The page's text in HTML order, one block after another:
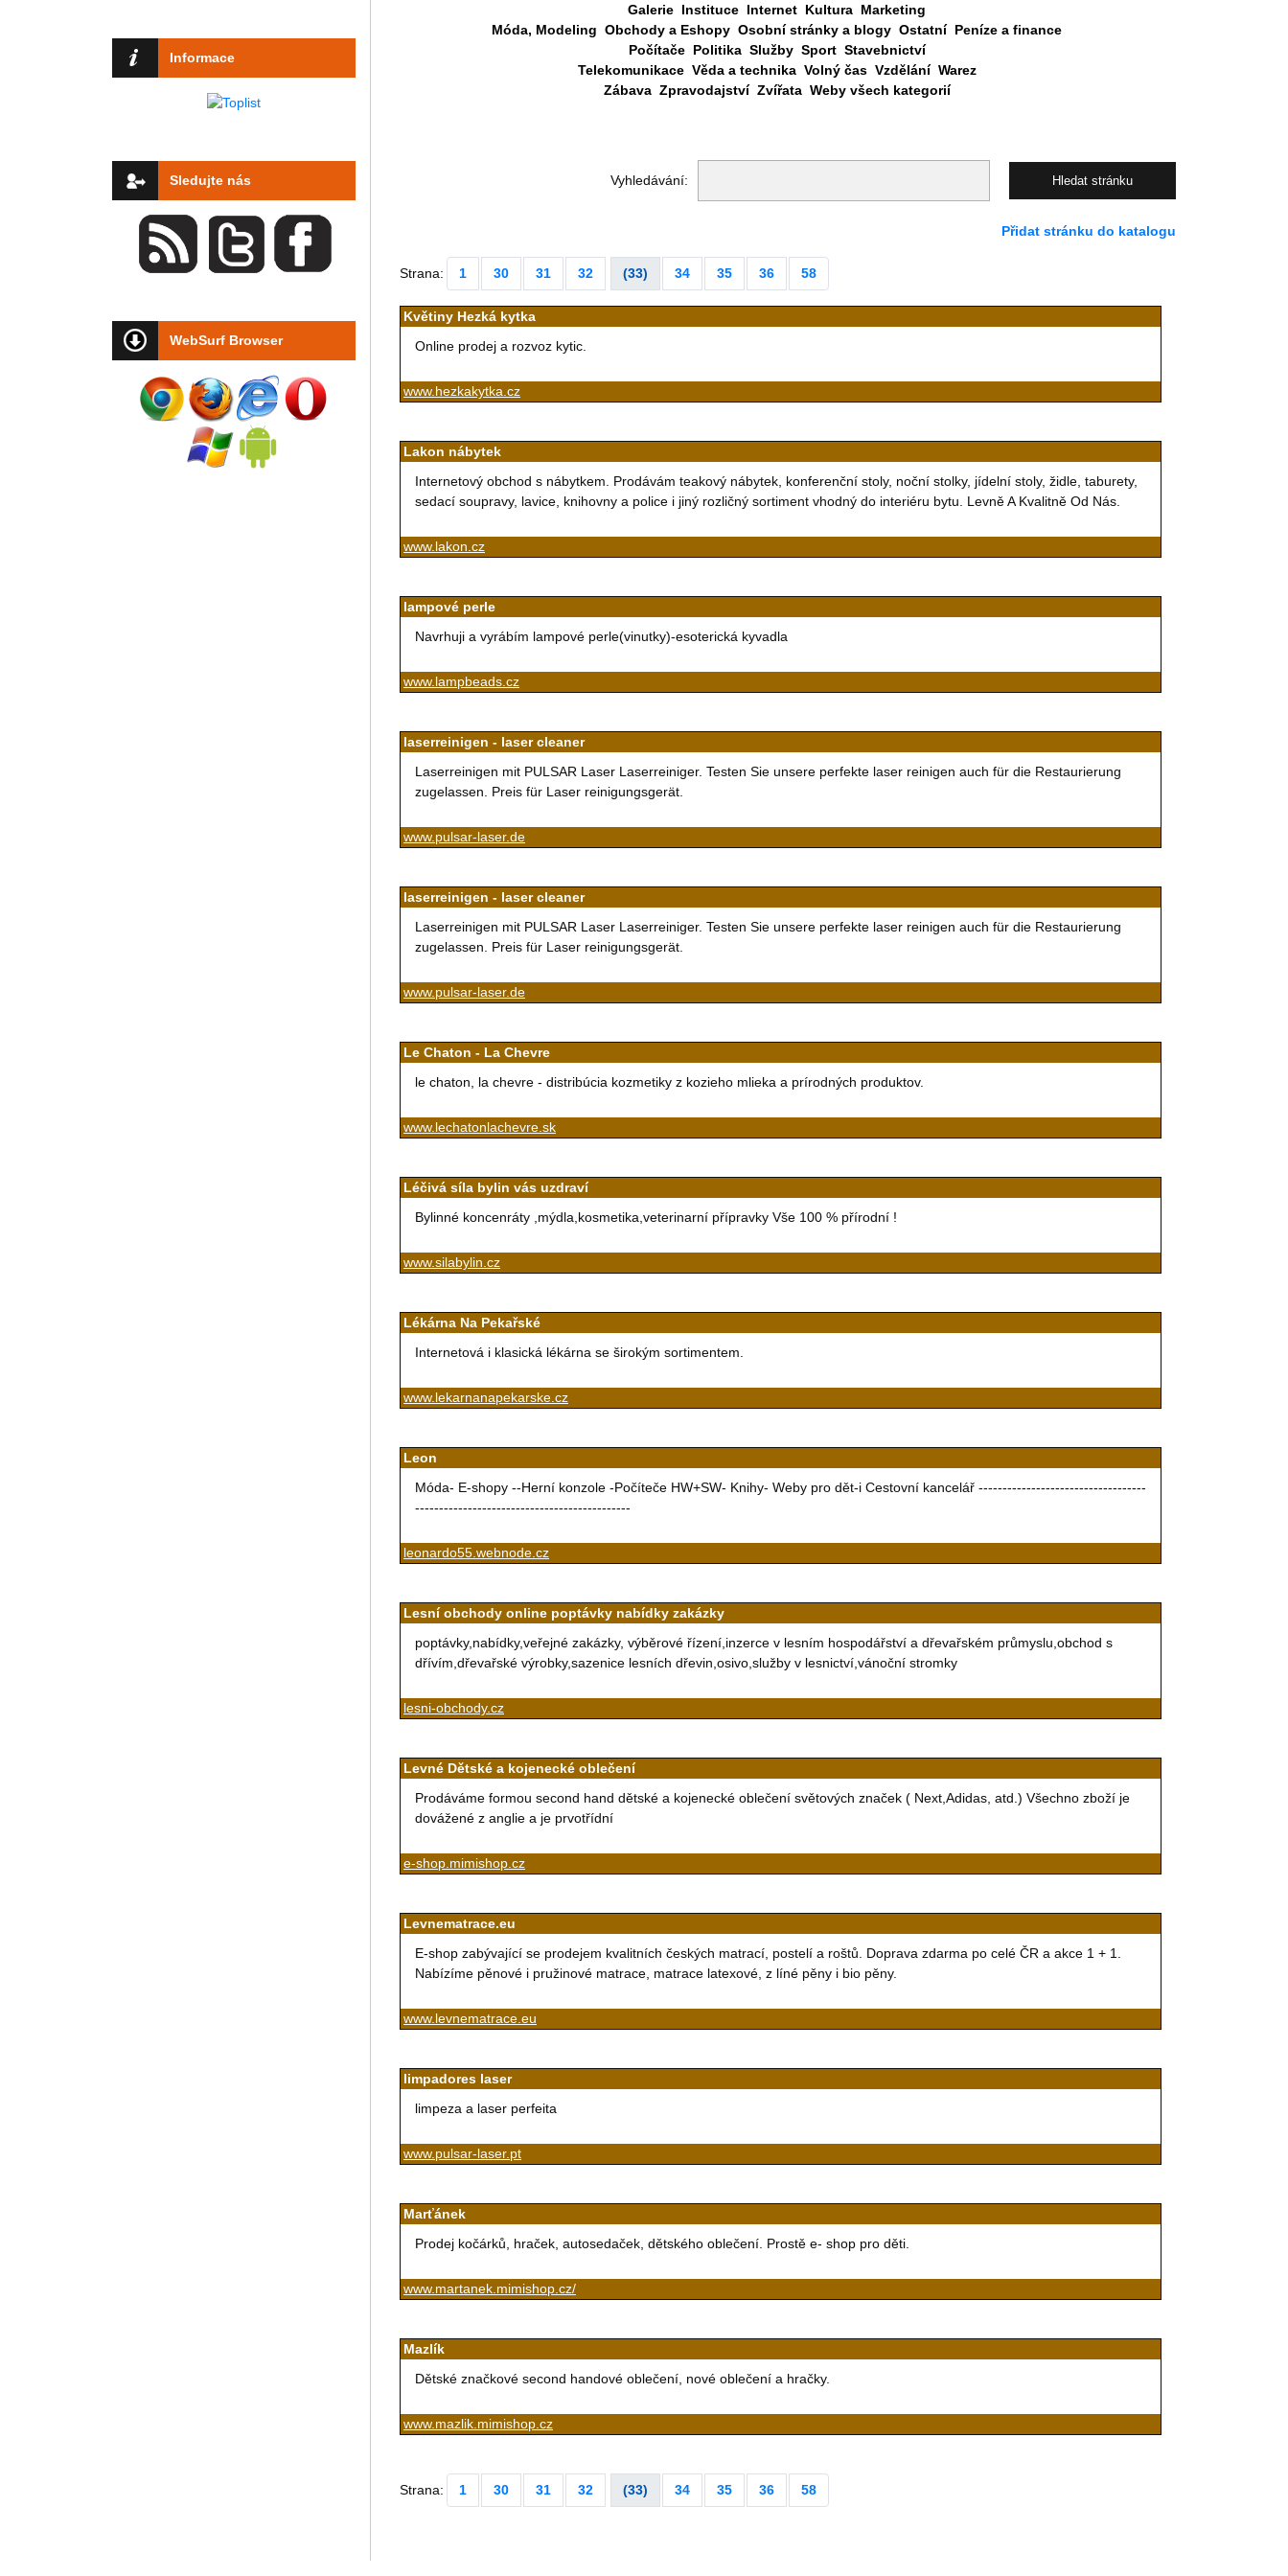
Informace
Sledujte nás
WebSurf Browser
Galerie Instituce Internet Kultura Marketing
Móda, Modeling Obchody a Eshopy Osobní stránky a blogy Ostatní Peníze a finance
Počítače Politika Služby Sport Stavebnictví
Telekomunikace Věda a technika Volný čas Vzdělání Warez
Zábava Zpravodajství Zvířata Weby všech kategorií
Vyhledávání:
Přidat stránku do katalogu
Strana: 1 30 31 32 (33) 34 35 36 58
Květiny Hezká kytka
Online prodej a rozvoz kytic.
www.hezkakytka.cz
Lakon nábytek
Internetový obchod s nábytkem. Prodávám teakový nábytek, konferenční stoly, noční stolky, jídelní stoly, židle, taburety,
sedací soupravy, lavice, knihovny a police i jiný rozličný sortiment vhodný do interiéru bytu. Levně A Kvalitně Od Nás.
www.lakon.cz
lampové perle
Navrhuji a vyrábím lampové perle(vinutky)-esoterická kyvadla
www.lampbeads.cz
laserreinigen - laser cleaner
Laserreinigen mit PULSAR Laser Laserreiniger. Testen Sie unsere perfekte laser reinigen auch für die Restaurierung
zugelassen. Preis für Laser reinigungsgerät.
www.pulsar-laser.de
laserreinigen - laser cleaner
Laserreinigen mit PULSAR Laser Laserreiniger. Testen Sie unsere perfekte laser reinigen auch für die Restaurierung
zugelassen. Preis für Laser reinigungsgerät.
www.pulsar-laser.de
Le Chaton - La Chevre
le chaton, la chevre - distribúcia kozmetiky z kozieho mlieka a prírodných produktov.
www.lechatonlachevre.sk
Léčivá síla bylin vás uzdraví
Bylinné koncenráty ,mýdla,kosmetika,veterinarní přípravky Vše 100 % přírodní !
www.silabylin.cz
Lékárna Na Pekařské
Internetová i klasická lékárna se širokým sortimentem.
www.lekarnanapekarske.cz
Leon
Móda- E-shopy --Herní konzole -Počíteče HW+SW- Knihy- Weby pro dět-i Cestovní kancelář -----------------------------------
---------------------------------------------
leonardo55.webnode.cz
Lesní obchody online poptávky nabídky zakázky
poptávky,nabídky,veřejné zakázky, výběrové řízení,inzerce v lesním hospodářství a dřevařském průmyslu,obchod s
dřívím,dřevařské výrobky,sazenice lesních dřevin,osivo,služby v lesnictví,vánoční stromky
lesni-obchody.cz
Levné Dětské a kojenecké oblečení
Prodáváme formou second hand dětské a kojenecké oblečení světových značek ( Next,Adidas, atd.) Všechno zboží je
dovážené z anglie a je prvotřídní
e-shop.mimishop.cz
Levnematrace.eu
E-shop zabývající se prodejem kvalitních českých matrací, postelí a roštů. Doprava zdarma po celé ČR a akce 1 + 1.
Nabízíme pěnové i pružinové matrace, matrace latexové, z líné pěny i bio pěny.
www.levnematrace.eu
limpadores laser
limpeza a laser perfeita
www.pulsar-laser.pt
Marťánek
Prodej kočárků, hraček, autosedaček, dětského oblečení. Prostě e- shop pro děti.
www.martanek.mimishop.cz/
Mazlík
Dětské značkové second handové oblečení, nové oblečení a hračky.
www.mazlik.mimishop.cz
Strana: 1 30 31 32 (33) 34 35 36 58